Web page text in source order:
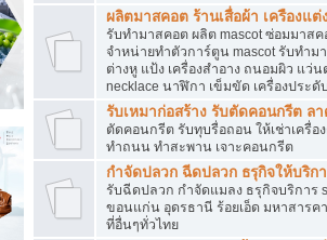
ผลิตมาสคอต ร้านเสื่อผ้า เครืองแต่
รับทำมาสคอต ผลิต mascot ซ่อมมาส
จำหน่ายทำตัวการ์ตูน mascot รับทำม
ต่างหู แป้ง เครื่องสำอาง ถนอมผิว แว่
necklace นาฬิกา เข็มขัด เครื่องประดั
รับเหมาก่อสร้าง รับตัดคอนกรีต ล
ตัดคอนกรีต รับทุบรื่อถอน ให้เช่าเครื่
ทำถนน ทำสะพาน เจาะคอนกรีต
กำจัดปลวก ฉีดปลวก ธรุกิจให้บริก
รับฉีดปลวก กำจัดแมลง ธรุกิจบริการ
ขอนแก่น อุดรธานี ร้อยเอ็ด มหาสาร
ที่อื่นๆทั่วไทย